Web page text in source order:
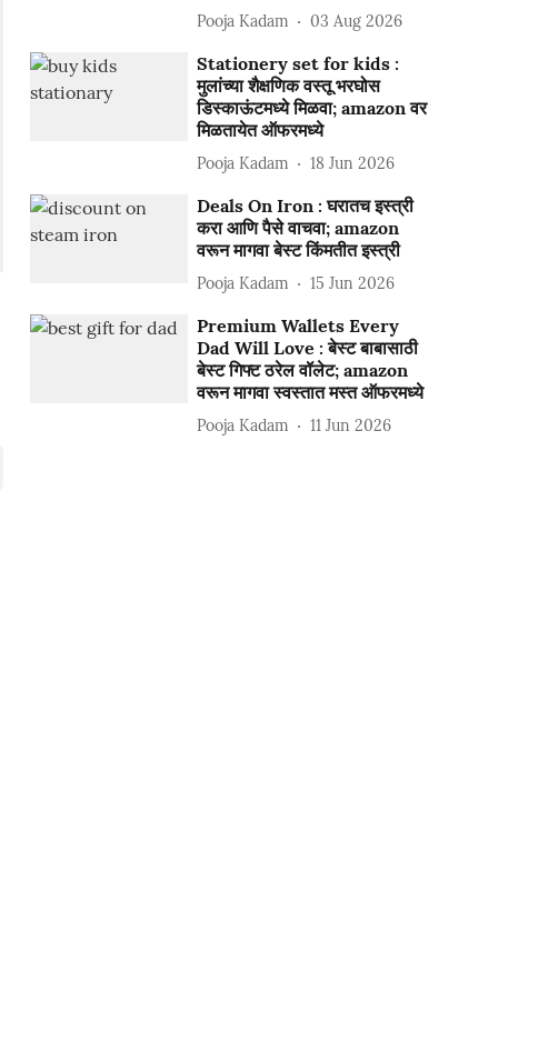
Pooja Kadam 03 Aug 2026
Stationery set for kids :
मुलांच्या शैक्षणिक वस्तू भरघोस
डिस्काऊंटमध्ये मिळवा; amazon वर
मिळतायेत ऑफरमध्ये
Pooja Kadam 18 Jun 2026
Deals On Iron : घरातच इस्त्री
करा आणि पैसे वाचवा; amazon
वरून मागवा बेस्ट किंमतीत इस्त्री
Pooja Kadam 15 Jun 2026
Premium Wallets Every
Dad Will Love : बेस्ट बाबासाठी
बेस्ट गिफ्ट ठरेल वॉलेट; amazon
वरून मागवा स्वस्तात मस्त ऑफरमध्ये
Pooja Kadam 11 Jun 2026